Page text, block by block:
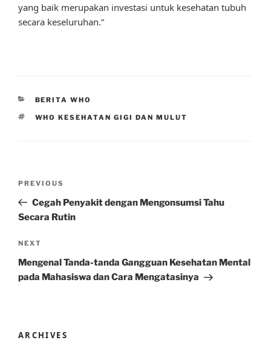
yang baik merupakan investasi untuk kesehatan tubuh
secara keseluruhan.”
CATEGORIES
BERITA WHO
TAGS
WHO KESEHATAN GIGI DAN MULUT
Previous
Post
PREVIOUS
Cegah Penyakit dengan Mengonsumsi Tahu
Secara Rutin
Next
Post
NEXT
Mengenal Tanda-tanda Gangguan Kesehatan Mental
pada Mahasiswa dan Cara Mengatasinya
ARCHIVES